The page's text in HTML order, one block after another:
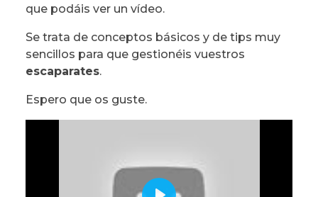
que podáis ver un vídeo.
Se trata de conceptos básicos y de tips muy
sencillos para que gestionéis vuestros
escaparates.
Espero que os guste.